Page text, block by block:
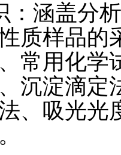
：涵盖分
质样品的
常用化学
沉淀滴定
、吸光光